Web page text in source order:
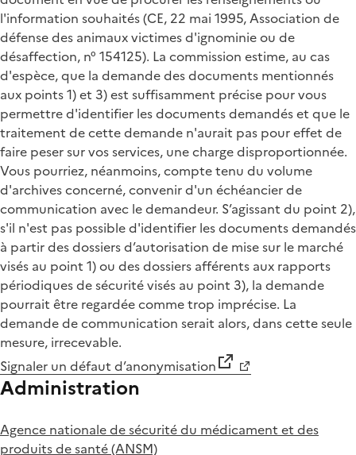
l'information souhaités (CE, 22 mai 1995, Association de
défense des animaux victimes d'ignominie ou de
désaffection, n° 154125). La commission estime, au cas
d'espèce, que la demande des documents mentionnés
aux points 1) et 3) est suffisamment précise pour vous
permettre d'identifier les documents demandés et que le
traitement de cette demande n'aurait pas pour effet de
faire peser sur vos services, une charge disproportionnée.
Vous pourriez, néanmoins, compte tenu du volume
d'archives concerné, convenir d'un échéancier de
communication avec le demandeur. S’agissant du point 2),
s'il n'est pas possible d'identifier les documents demandés
à partir des dossiers d’autorisation de mise sur le marché
visés au point 1) ou des dossiers afférents aux rapports
périodiques de sécurité visés au point 3), la demande
pourrait être regardée comme trop imprécise. La
demande de communication serait alors, dans cette seule
mesure, irrecevable.
Signaler un défaut d’anonymisation
Administration
Agence nationale de sécurité du médicament et des
produits de santé (ANSM)